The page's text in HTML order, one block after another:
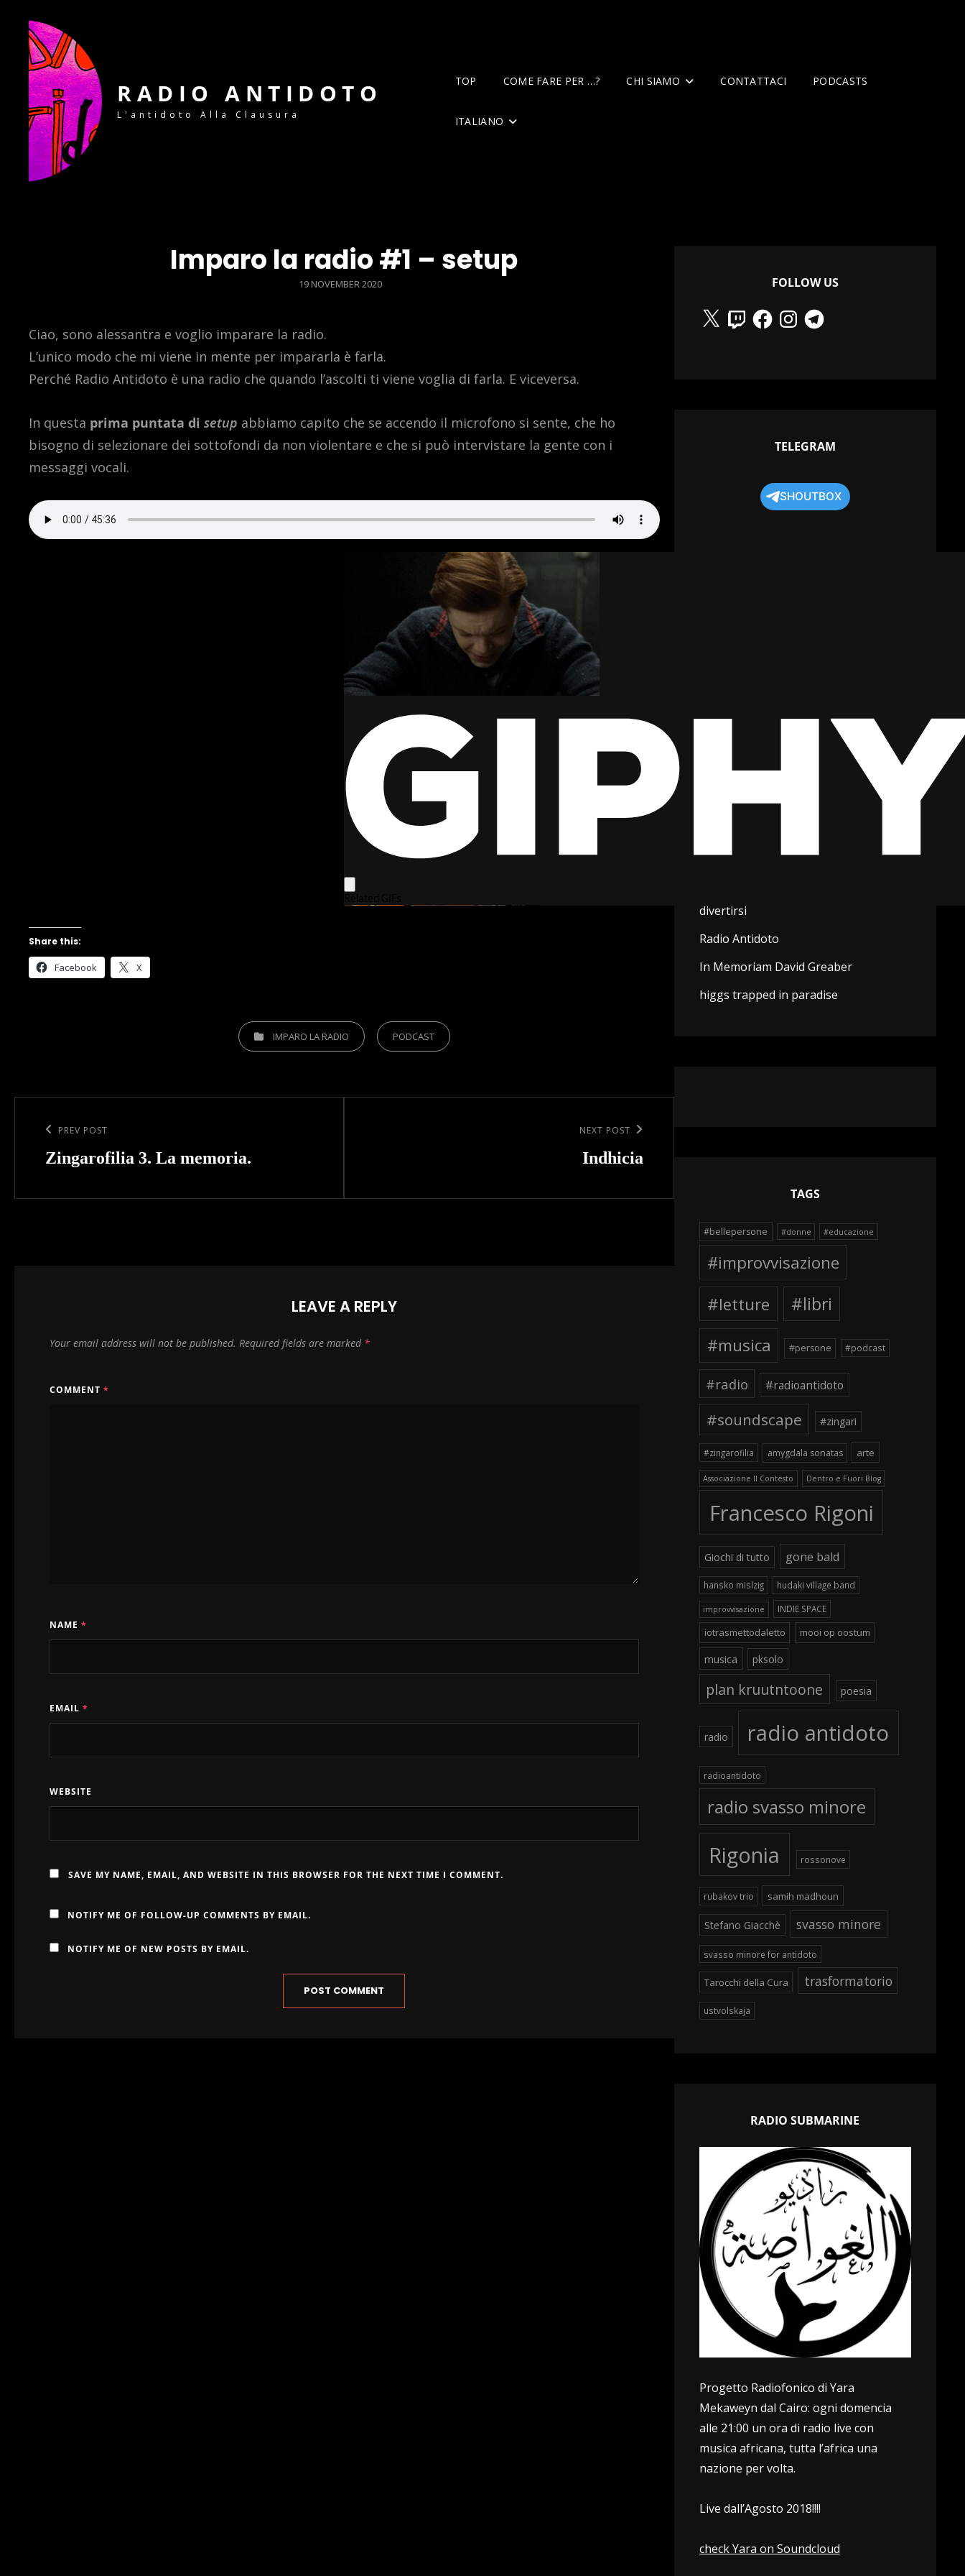
RADIO ANTIDOTO
L'antidoto Alla Clausura
TOP COME FARE PER …? CHI SIAMO CONTATTACI PODCASTS
ITALIANO
Imparo la radio #1 – setup
POSTED
19 NOVEMBER 2020
Ciao, sono alessantra e voglio imparare la radio.
L’unico modo che mi viene in mente per impararla è farla.
Perché Radio Antidoto è una radio che quando l’ascolti ti viene voglia di farla. E viceversa.
In questa prima puntata di setup abbiamo capito che se accendo il microfono si sente, che ho
bisogno di selezionare dei sottofondi da non violentare e che si può intervistare la gente con i
messaggi vocali.
Share this:
Facebook X
CATEGORIESIMPARO LA RADIO PODCAST
navigation
Previous
Post
PREV POST
Zingarofilia 3. La memoria.
NEXT POST
Indhicia
LEAVE A REPLY
Your email address will not be published. Required fields are marked *
COMMENT *
NAME *
EMAIL *
WEBSITE
SAVE MY NAME, EMAIL, AND WEBSITE IN THIS BROWSER FOR THE NEXT TIME I COMMENT.
NOTIFY ME OF FOLLOW-UP COMMENTS BY EMAIL.
NOTIFY ME OF NEW POSTS BY EMAIL.
FOLLOW US
X
TwitchFacebookInstagramTelegram
TELEGRAM
SHOUTBOX
Carne, Ossa, e altre Amenita'
Radio Antidoto tells Documenta 15
Rodney Mullen: dove porta la strada
radio luetzi und udo, pinky and brain
divertirsi
Radio Antidoto
In Memoriam David Greaber
higgs trapped in paradise
TAGS
#bellepersone #donne #educazione
#improvvisazione
#letture
#libri
#musica
#persone #podcast
#radio #radioantidoto
#soundscape #zingari
#zingarofilia amygdala sonatas arte
Associazione Il Contesto Dentro e Fuori Blog
Francesco Rigoni
Giochi di tutto gone bald
hansko mislzig hudaki village band
improvvisazione INDIE SPACE
iotrasmettodaletto mooi op oostum
musica pksolo
plan kruutntoone poesia
radio radio antidoto
radioantidoto
radio svasso minore
Rigonia rossonove
rubakov trio samih madhoun
Stefano Giacchè svasso minore
svasso minore for antidoto
Tarocchi della Cura trasformatorio
ustvolskaja
RADIO SUBMARINE
Progetto Radiofonico di Yara
Mekaweyn dal Cairo: ogni domencia
alle 21:00 un ora di radio live con
musica africana, tutta l’africa una
nazione per volta.
Live dall’Agosto 2018!!!!
check Yara on Soundcloud